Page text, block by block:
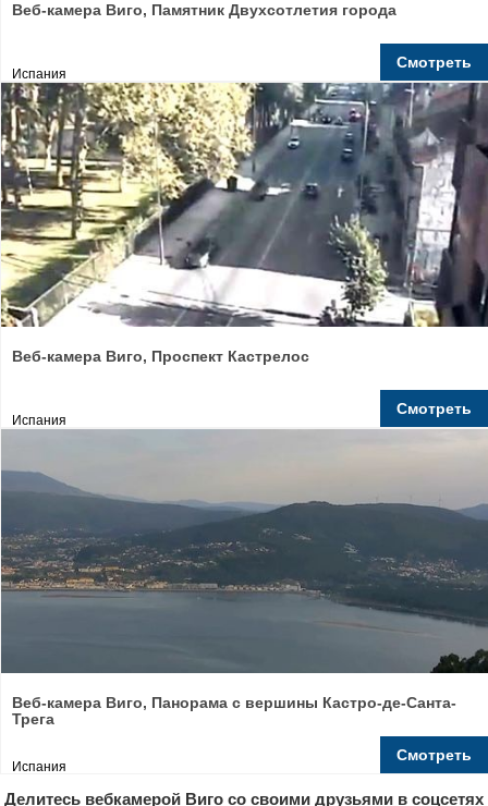
Веб-камера Виго, Памятник Двухсотлетия города
Испания
Смотреть
Веб-камера Виго, Проспект Кастрелос
Испания
Смотреть
Веб-камера Виго, Панорама с вершины Кастро-де-Санта-
Трега
Испания
Смотреть
Делитесь вебкамерой Виго со своими друзьями в соцсетях